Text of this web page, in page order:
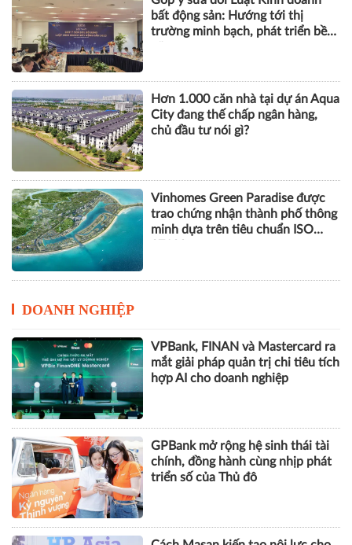
bất động sản: Hướng tới thị
trường minh bạch, phát triển bền
Hơn 1.000 căn nhà tại dự án Aqua
City đang thế chấp ngân hàng,
chủ đầu tư nói gì?
Vinhomes Green Paradise được
trao chứng nhận thành phố thông
minh dựa trên tiêu chuẩn ISO
DOANH NGHIỆP
VPBank, FINAN và Mastercard ra
mắt giải pháp quản trị chi tiêu tích
hợp AI cho doanh nghiệp
GPBank mở rộng hệ sinh thái tài
chính, đồng hành cùng nhịp phát
triển số của Thủ đô